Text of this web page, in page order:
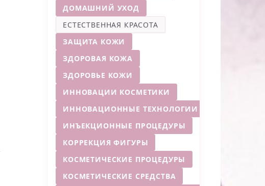
ДОМАШНИЙ УХОД
ЕСТЕСТВЕННАЯ КРАСОТА
ЗАЩИТА КОЖИ
ЗДОРОВАЯ КОЖА
ЗДОРОВЬЕ КОЖИ
ИННОВАЦИИ КОСМЕТИКИ
ИННОВАЦИОННЫЕ ТЕХНОЛОГИИ
ИНЪЕКЦИОННЫЕ ПРОЦЕДУРЫ
КОРРЕКЦИЯ ФИГУРЫ
КОСМЕТИЧЕСКИЕ ПРОЦЕДУРЫ
КОСМЕТИЧЕСКИЕ СРЕДСТВА